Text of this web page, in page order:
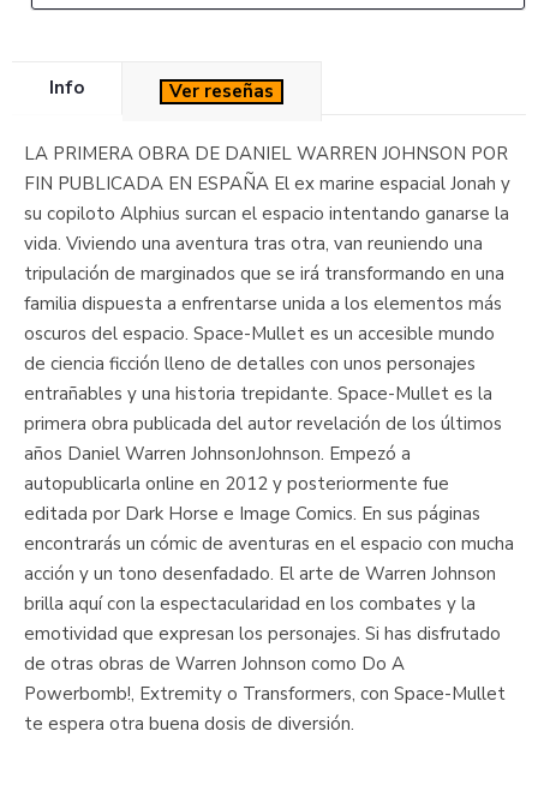
Info Ver reseñas
LA PRIMERA OBRA DE DANIEL WARREN JOHNSON POR
FIN PUBLICADA EN ESPAÑA El ex marine espacial Jonah y
su copiloto Alphius surcan el espacio intentando ganarse la
vida. Viviendo una aventura tras otra, van reuniendo una
tripulación de marginados que se irá transformando en una
familia dispuesta a enfrentarse unida a los elementos más
oscuros del espacio. Space-Mullet es un accesible mundo
de ciencia ficción lleno de detalles con unos personajes
entrañables y una historia trepidante. Space-Mullet es la
primera obra publicada del autor revelación de los últimos
años Daniel Warren JohnsonJohnson. Empezó a
autopublicarla online en 2012 y posteriormente fue
editada por Dark Horse e Image Comics. En sus páginas
encontrarás un cómic de aventuras en el espacio con mucha
acción y un tono desenfadado. El arte de Warren Johnson
brilla aquí con la espectacularidad en los combates y la
emotividad que expresan los personajes. Si has disfrutado
de otras obras de Warren Johnson como Do A
Powerbomb!, Extremity o Transformers, con Space-Mullet
te espera otra buena dosis de diversión.